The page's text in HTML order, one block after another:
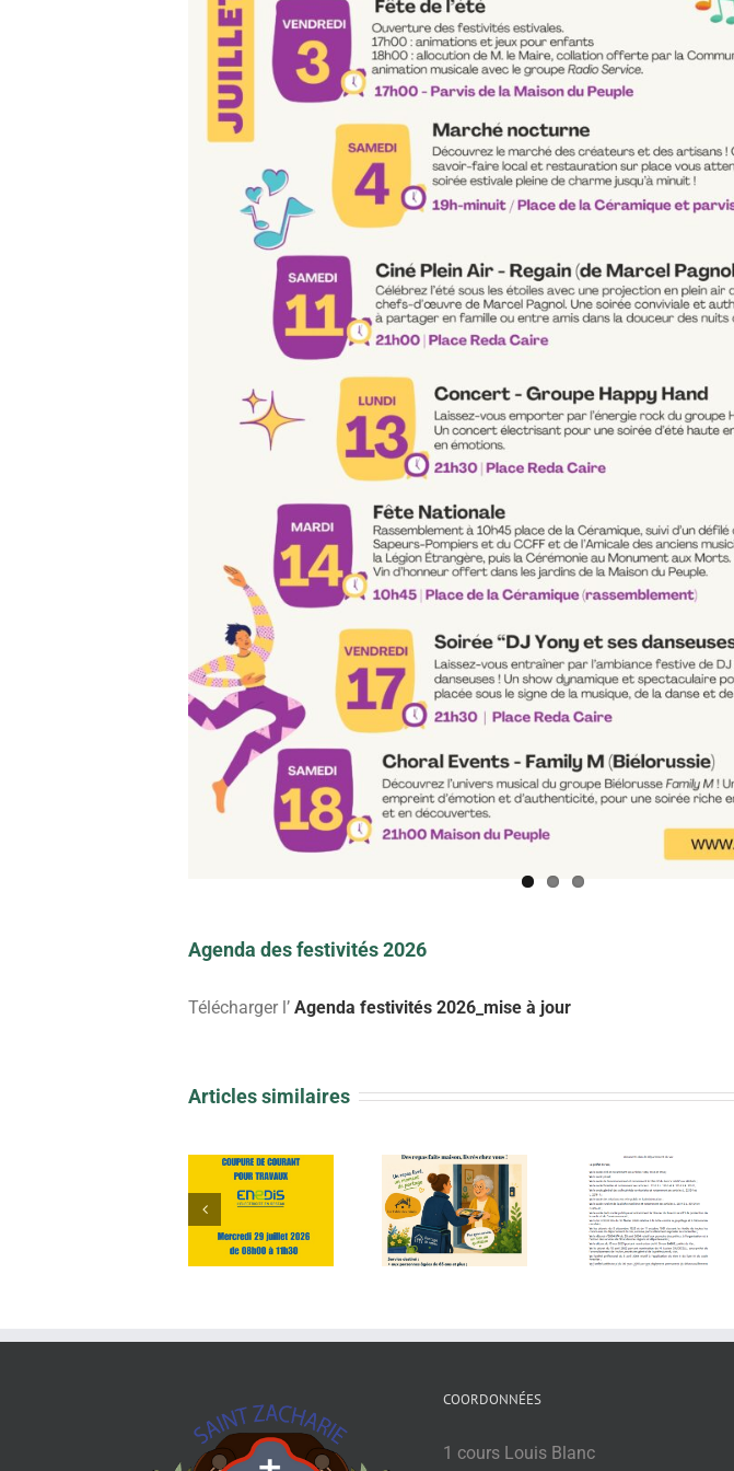
Agenda des festivités 2026
Télécharger l’ Agenda festivités 2026_mise à jour
Articles similaires
Portage de repas
Arrêté préfectoral –
brûlage des
AVIS D’APPEL –
mutuelle
COORDONNÉES
1 cours Louis Blanc